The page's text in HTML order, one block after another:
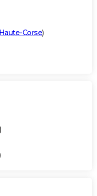
Corse)
)